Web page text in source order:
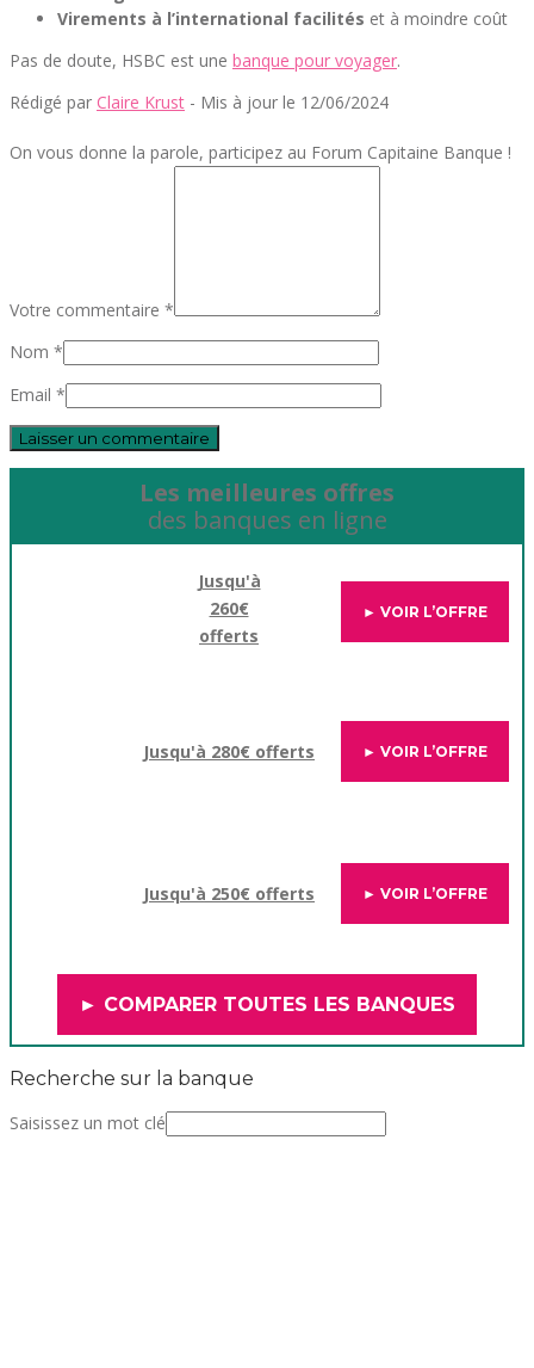
Virements à l’international facilités et à moindre coût
Pas de doute, HSBC est une banque pour voyager.
Rédigé par Claire Krust - Mis à jour le 12/06/2024
On vous donne la parole, participez au Forum Capitaine Banque !
Votre commentaire *
Nom *
Email *
Les meilleures offres
des banques en ligne
Jusqu'à
260€
offerts
► VOIR L’OFFRE
Jusqu'à 280€ offerts ► VOIR L’OFFRE
Jusqu'à 250€ offerts ► VOIR L’OFFRE
► COMPARER TOUTES LES BANQUES
Recherche sur la banque
Saisissez un mot clé